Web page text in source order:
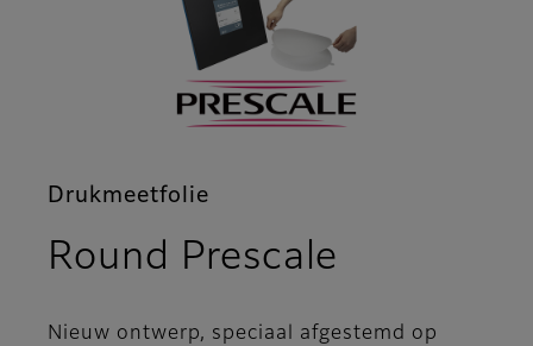
Drukmeetfolie
Round Prescale
Nieuw ontwerp, speciaal afgestemd op